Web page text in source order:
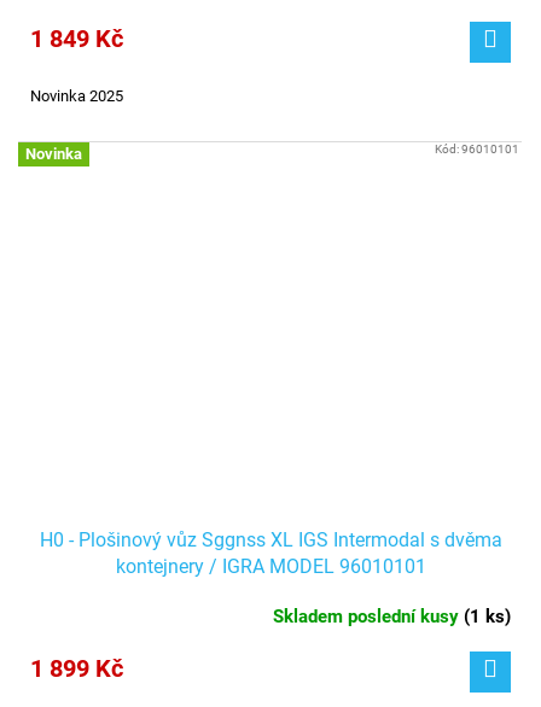
1 849 Kč
Novinka 2025
Novinka
H0 - Plošinový vůz Sggnss XL IGS Intermodal s dvěma
kontejnery / IGRA MODEL 96010101
Skladem poslední kusy (1 ks)
1 899 Kč
Kód:96010101